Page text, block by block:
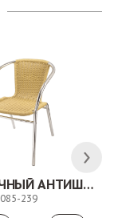
СТУЛ УЛИЧНЫЙ АНТИШОН
085-239